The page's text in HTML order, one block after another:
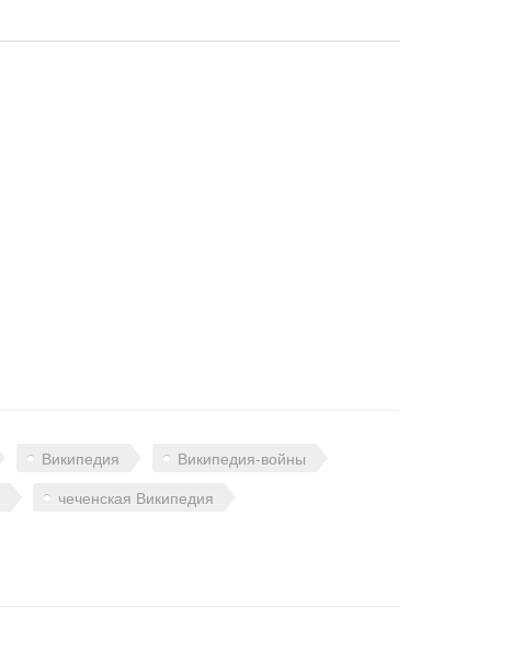
Википедия
Википедия-войны
чеченская Википедия